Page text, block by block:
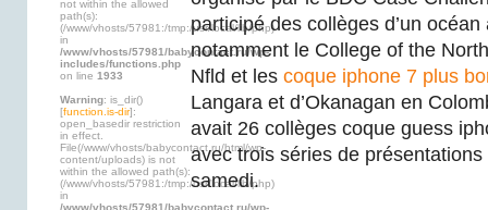
not within the allowed
path(s):
(/www/vhosts/57981:/tmp:/usr/local/lib/php)
in
/www/vhosts/57981/babycontact.ru/wp-
includes/functions.php
on line 1933
Warning: is_dir()
[function.is-dir]:
open_basedir restriction
in effect.
File(/www/vhosts/babycontact.ru/html/wp-
content/uploads) is not
within the allowed path(s):
(/www/vhosts/57981:/tmp:/usr/local/lib/php)
in
/www/vhosts/57981/babycontact.ru/wp-
participé des collèges d’un océan
notamment le College of the
Nfld et les coque iphone 7 plus
Langara et d’Okanagan en
avait 26 collèges coque guess
avec trois séries de
samedi.